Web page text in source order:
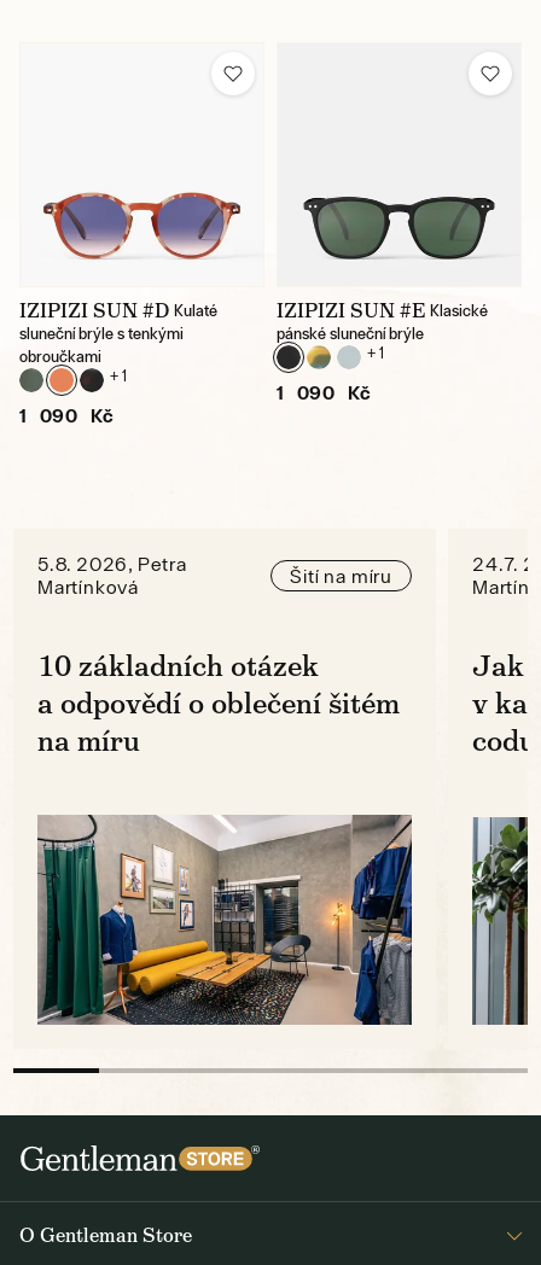
IZIPIZI SUN #D Kulaté
sluneční brýle s tenkými
obroučkami
+ 1
1 090 Kč
IZIPIZI SUN #E Klasické
pánské sluneční brýle
+ 1
1 090 Kč
5.8. 2026, Petra
Martínková
Šití na míru
10 základních otázek
a odpovědí o oblečení šitém
na míru
24.7.
Jak
v
O Gentleman Store